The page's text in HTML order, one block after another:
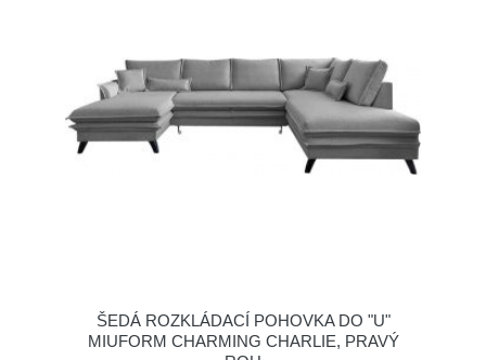
ŠEDÁ ROZKLÁDACÍ POHOVKA DO "U"
MIUFORM CHARMING CHARLIE, PRAVÝ